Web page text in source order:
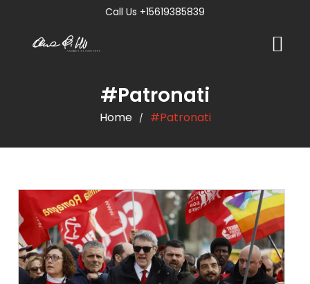
Call Us +15619385839
#Patronati
Home / #Patronati